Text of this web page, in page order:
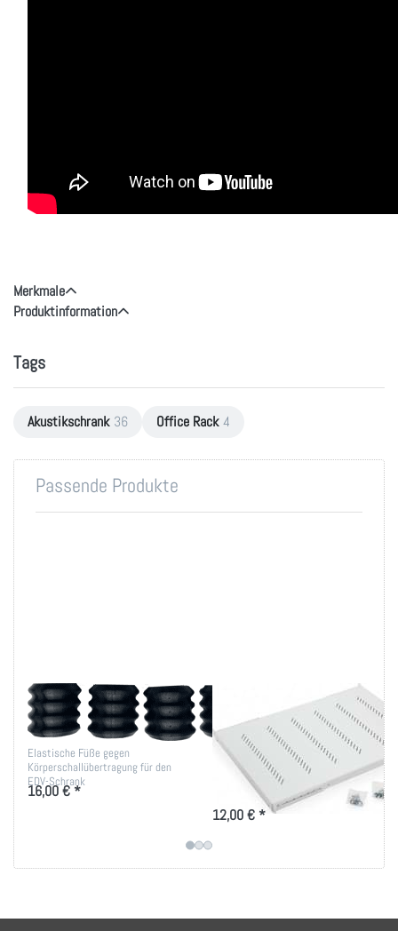
Merkmale
Produktinformation
Tags
Akustikschrank 36 Office Rack 4
Passende Produkte
Vibrationsdämmende
Füße
Elastische Füße gegen
Körperschallübertragung für den
EDV-Schrank
16,00 € *
19 Zoll Fachboden
bis 80kg Belastung
in versch. Tiefen
Ablage-Tablar 150 bis 950mm
Tiefe für 19 Zoll IT-Schränke
12,00 € *